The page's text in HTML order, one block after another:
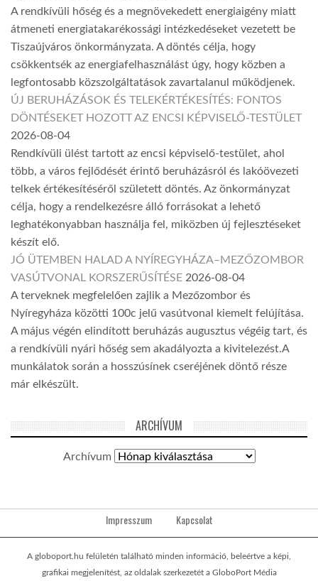
A rendkívüli hőség és a megnövekedett energiaigény miatt
átmeneti energiatakarékossági intézkedéseket vezetett be
Tiszaújváros önkormányzata. A döntés célja, hogy
csökkentsék az energiafelhasználást úgy, hogy közben a
legfontosabb közszolgáltatások zavartalanul működjenek.
ÚJ BERUHÁZÁSOK ÉS TELEKÉRTÉKESÍTÉS: FONTOS
DÖNTÉSEKET HOZOTT AZ ENCSI KÉPVISELŐ-TESTÜLET
2026-08-04
Rendkívüli ülést tartott az encsi képviselő-testület, ahol
több, a város fejlődését érintő beruházásról és lakóövezeti
telkek értékesítéséről született döntés. Az önkormányzat
célja, hogy a rendelkezésre álló forrásokat a lehető
leghatékonyabban használja fel, miközben új fejlesztéseket
készít elő.
JÓ ÜTEMBEN HALAD A NYÍREGYHÁZA–MEZŐZOMBOR
VASÚTVONAL KORSZERŰSÍTÉSE 2026-08-04
A terveknek megfelelően zajlik a Mezőzombor és
Nyíregyháza közötti 100c jelű vasútvonal kiemelt felújítása.
A május végén elindított beruházás augusztus végéig tart, és
a rendkívüli nyári hőség sem akadályozta a kivitelezést.A
munkálatok során a hosszúsínek cseréjének döntő része
már elkészült.
ARCHÍVUM
Archívum
Impresszum Kapcsolat
A globoport.hu felületén található minden információ, beleértve a képi,
grafikai megjelenítést, az oldalak szerkezetét a GloboPort Média